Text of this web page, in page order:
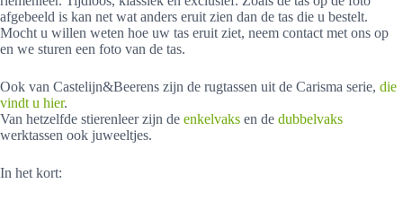
afgebeeld is kan net wat anders eruit zien dan de tas die u bestelt.
Mocht u willen weten hoe uw tas eruit ziet, neem contact met ons op
en we sturen een foto van de tas.
Ook van Castelijn&Beerens zijn de rugtassen uit de Carisma serie, die
vindt u hier.
Van hetzelfde stierenleer zijn de enkelvaks en de dubbelvaks
werktassen ook juweeltjes.
In het kort: